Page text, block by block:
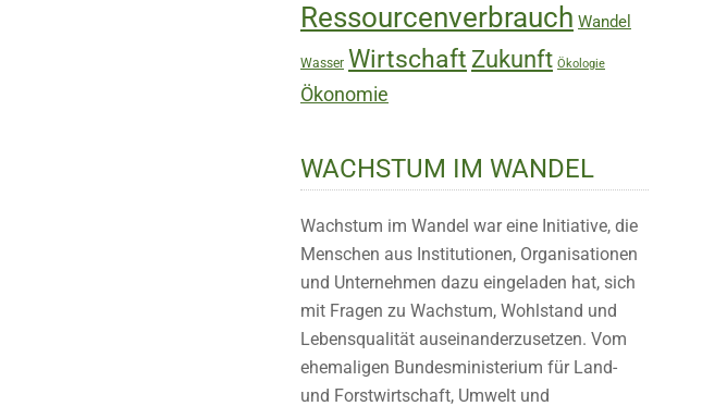
Ressourcenverbrauch Wandel
Wasser Wirtschaft Zukunft Ökologie
Ökonomie
WACHSTUM IM WANDEL
Wachstum im Wandel war eine Initiative, die
Menschen aus Institutionen, Organisationen
und Unternehmen dazu eingeladen hat, sich
mit Fragen zu Wachstum, Wohlstand und
Lebensqualität auseinanderzusetzen. Vom
ehemaligen Bundesministerium für Land-
und Forstwirtschaft, Umwelt und